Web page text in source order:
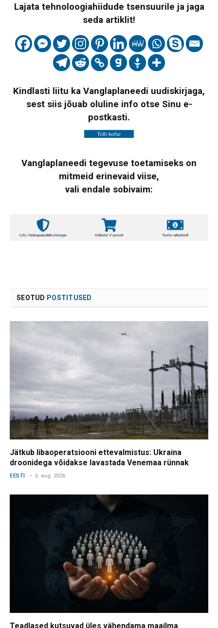
Lajata tehnoloogiahiidude tsensuurile ja jaga
seda artiklit!
Kindlasti liitu ka Vanglaplaneedi uudiskirjaga,
sest siis jõuab oluline info otse Sinu e-
postkasti.
Vanglaplaneedi tegevuse toetamiseks on
mitmeid erinevaid viise,
vali endale sobivaim:
SEOTUD POSTITUSED
Jätkub libaoperatsiooni ettevalmistus: Ukraina
droonidega võidakse lavastada Venemaa rünnak
EESTI 6. aug. 2026
Teadlased kutsuvad üles vähendama maailma